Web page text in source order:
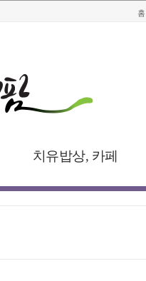
홈
치유밥상, 카페